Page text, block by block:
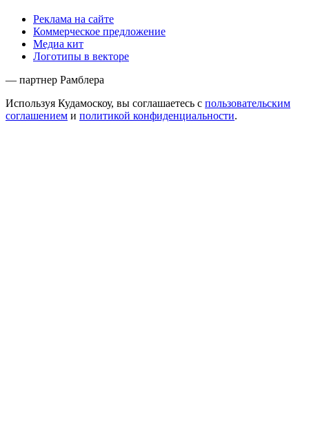
Реклама на сайте
Коммерческое предложение
Медиа кит
Логотипы в векторе
— партнер Рамблера
Используя Кудамоскоу, вы соглашаетесь с пользовательским
соглашением и политикой конфиденциальности.